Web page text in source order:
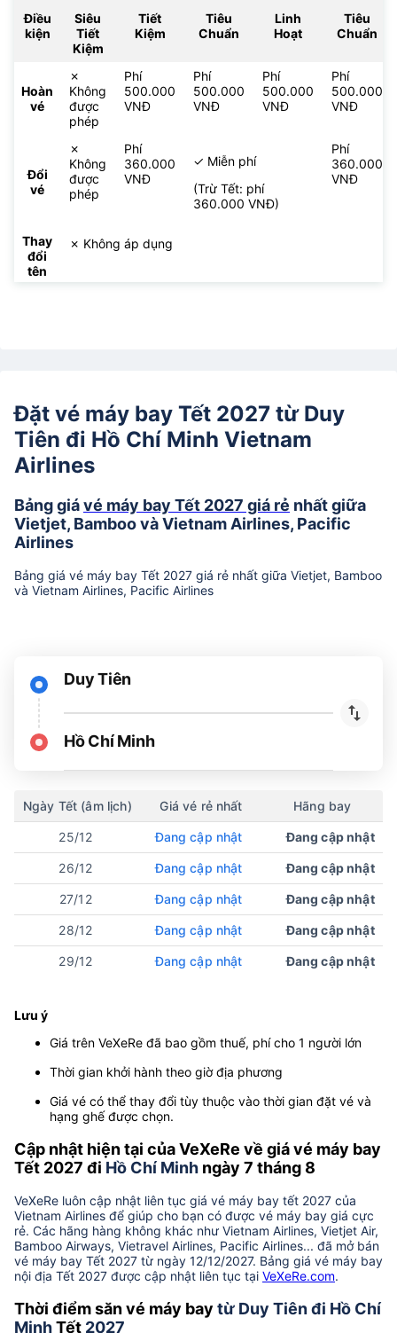
Điều
kiện
Siêu
Tiết
Kiệm
Tiết
Kiệm
Tiêu
Chuẩn
Linh
Hoạt
Tiêu
Chuẩn
Hoàn
vé
✗
Không
được
phép
Phí
500.000
VNĐ
Phí
500.000
VNĐ
Phí
500.000
VNĐ
Phí
500.000
VNĐ
Đổi
vé
✗
Không
được
phép
Phí
360.000
VNĐ
✓ Miễn phí
(Trừ Tết: phí
360.000 VNĐ)
Phí
360.000
VNĐ
Thay
đổi
tên
✗ Không áp dụng
Đặt vé máy bay Tết 2027 từ Duy
Tiên đi Hồ Chí Minh Vietnam
Airlines
Bảng giávé máy bay Tết 2027 giá rẻ nhất giữa
Vietjet, Bamboo và Vietnam Airlines, Pacific
Airlines
Bảng giá vé máy bay Tết 2027 giá rẻ nhất giữa Vietjet, Bamboo
và Vietnam Airlines, Pacific Airlines
Duy Tiên
Hồ Chí Minh
Ngày Tết (âm lịch) Giá vé rẻ nhất Hãng bay
25/12 Đang cập nhật Đang cập nhật
26/12 Đang cập nhật Đang cập nhật
27/12 Đang cập nhật Đang cập nhật
28/12 Đang cập nhật Đang cập nhật
29/12 Đang cập nhật Đang cập nhật
Lưu ý
Giá trên VeXeRe đã bao gồm thuế, phí cho 1 người lớn
Thời gian khởi hành theo giờ địa phương
Giá vé có thể thay đổi tùy thuộc vào thời gian đặt vé và
hạng ghế được chọn.
Cập nhật hiện tại của VeXeRe về giá vé máy bay
Tết 2027 đi Hồ Chí Minh ngày 7 tháng 8
VeXeRe luôn cập nhật liên tục giá vé máy bay tết 2027 của
Vietnam Airlines để giúp cho bạn có được vé máy bay giá cực
rẻ. Các hãng hàng không khác như Vietnam Airlines, Vietjet Air,
Bamboo Airways, Vietravel Airlines, Pacific Airlines... đã mở bán
vé máy bay Tết 2027 từ ngày 12/12/2027. Bảng giá vé máy bay
nội địa Tết 2027 được cập nhật liên tục tại VeXeRe.com.
Thời điểm săn vé máy bay từ Duy Tiên đi Hồ Chí
MinhTết 2027